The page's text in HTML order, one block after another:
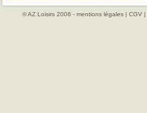
© AZ Loisirs 2006 - mentions légales | CGV |